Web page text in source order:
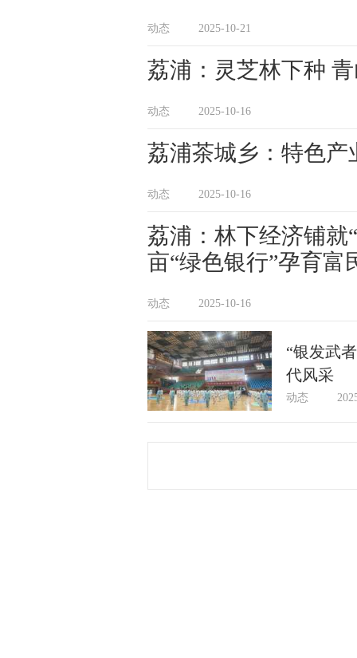
动态 2025-10-21
荔浦：灵芝林下种
动态 2025-10-16
荔浦茶城乡：特色产
动态 2025-10-16
荔浦：林下经济铺
亩“绿色银行”孕育富
动态 2025-10-16
“银发武
代风采
动态